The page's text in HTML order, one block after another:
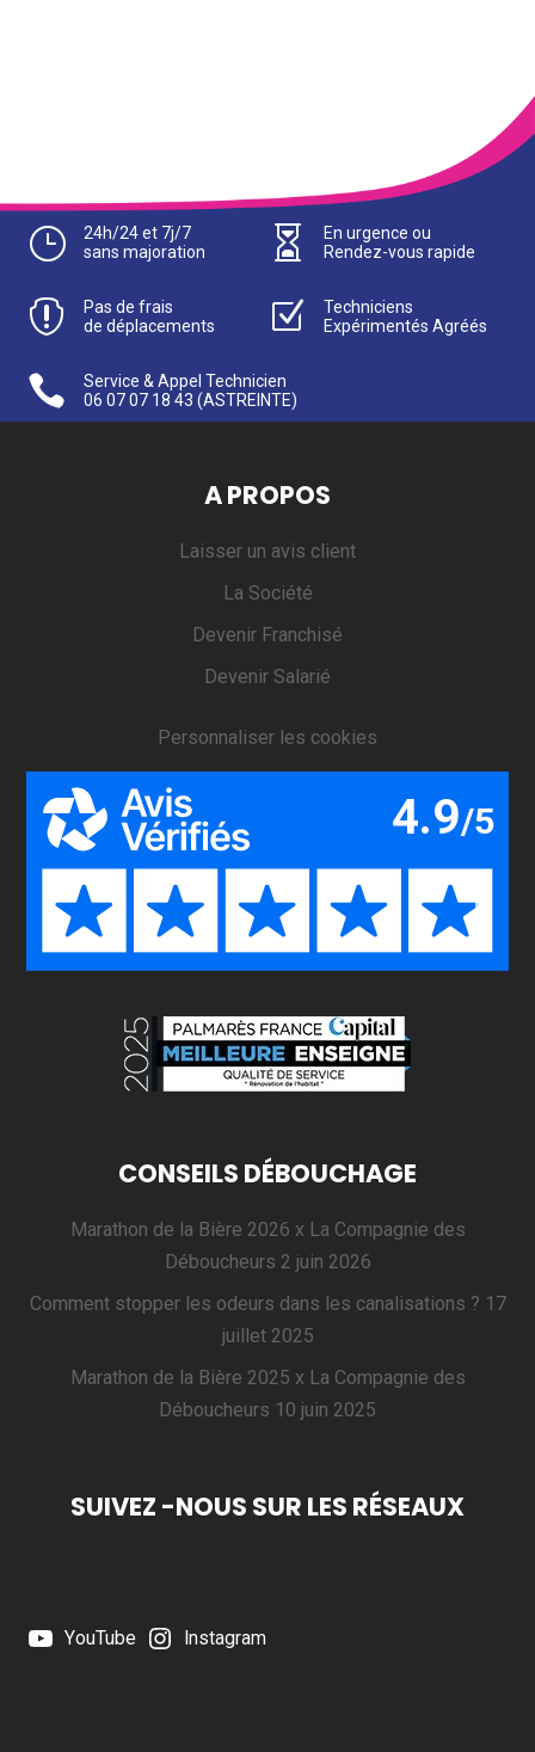
}
24h/24 et 7j/7
sans majoration

En urgence ou
Rendez-vous rapide

Pas de frais
de déplacements
Z
Techniciens
Expérimentés Agréés

Service & Appel Technicien
06 07 07 18 43 (ASTREINTE)
A PROPOS
Laisser un avis client
La Société
Devenir Franchisé
Devenir Salarié
Personnaliser les cookies
CONSEILS DÉBOUCHAGE
Marathon de la Bière 2026 x La Compagnie des
Déboucheurs 2 juin 2026
Comment stopper les odeurs dans les canalisations ? 17
juillet 2025
Marathon de la Bière 2025 x La Compagnie des
Déboucheurs 10 juin 2025
SUIVEZ -NOUS SUR LES RÉSEAUX
YouTube Instagram